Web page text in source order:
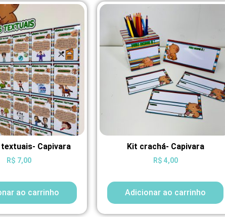
Capivara
R$ 7,00
ao carrinho
Kit crachá- Capivara
R$ 4,00
Adicionar ao carrinho